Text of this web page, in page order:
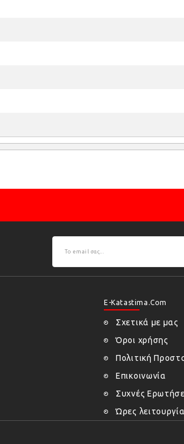
E-Katastima.com
Σχετικά με μας
Όροι χρήσης
Πολιτική
Επικοινωνία
Συχνές
Ώρες